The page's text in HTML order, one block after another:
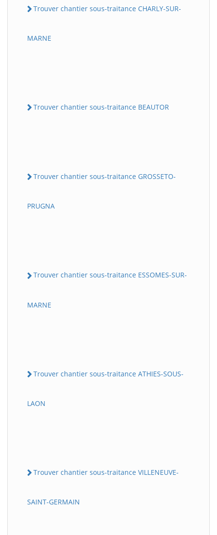
Trouver chantier sous-traitance CHARLY-SUR-
MARNE
Trouver chantier sous-traitance BEAUTOR
Trouver chantier sous-traitance GROSSETO-
PRUGNA
Trouver chantier sous-traitance ESSOMES-SUR-
MARNE
Trouver chantier sous-traitance ATHIES-SOUS-
LAON
Trouver chantier sous-traitance VILLENEUVE-
SAINT-GERMAIN